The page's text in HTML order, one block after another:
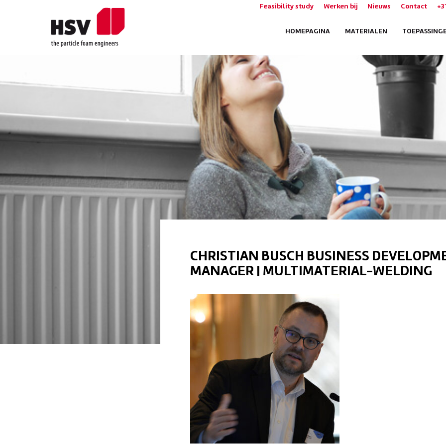
Feasibility study Werken bij Nieuws Contact
HOMEPAGINA MATERIALEN
CHRISTIAN BUSCH BUSINESS
MANAGER | MULTIMATERIAL-WELDING